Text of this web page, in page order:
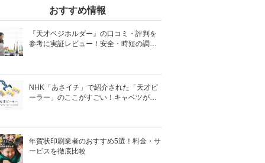
おすすめ情報
『天才ベジホルダー』の口コミ・評判を
参考に実証レビュー！安全・時短の調理
NHK「あさイチ」で紹介された「天才ピ
ーラー」のここがすごい！キャベツがほ
年賀状印刷業者のおすすめ5選！料金・サ
ービスを徹底比較